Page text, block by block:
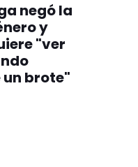
negó la
y
"ver
un brote"